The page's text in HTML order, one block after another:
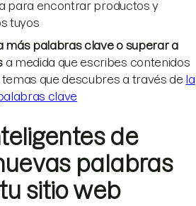
para encontrar productos y
tuyos
más palabras clave o superar a
a medida que escribes contenidos
que descubres a través de la
clave
de
palabras
sitio web